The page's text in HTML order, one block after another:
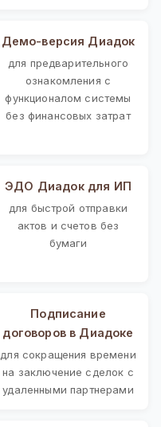
Демо-версия Диадок
для предварительного
ознакомления с
функционалом системы
без финансовых затрат
ЭДО Диадок для ИП
для быстрой отправки
актов и счетов без
бумаги
Подписание
договоров в Диадоке
для сокращения времени
на заключение сделок с
удаленными партнерами